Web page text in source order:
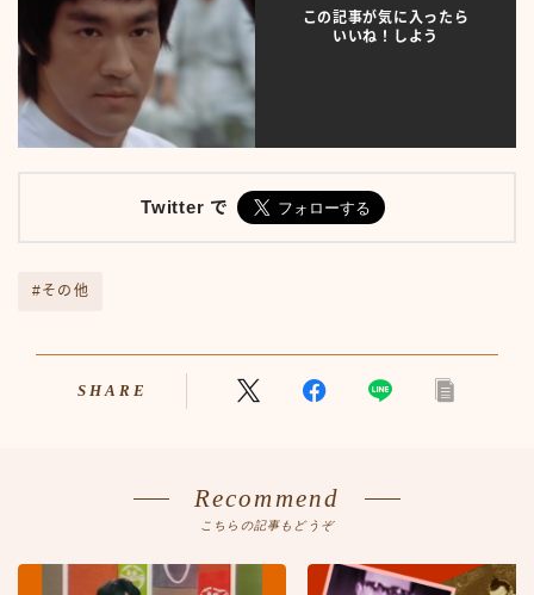
バーチャル【昭和レトロ博物館】
プライバシーポリシー
プライバシーポリシー
人気TOP100
人物
人物80-89
仮ボタンテスト
出来事
出来事50-59
出来事その他
利用規約／特定商取引法に基づく表記
口臭対策製品best-choice
この記事が気に入ったら
いいね！しよう
Twitter で
#その他
SHARE
Recommend
こちらの記事もどうぞ